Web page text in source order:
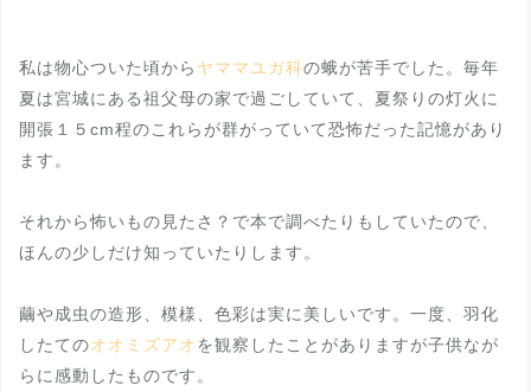
私は物心ついた頃から ヤママユガ科の蛾が苦手でした。毎年
夏は宮城にある祖父母の家で過ごしていて、夏祭りの灯火に
開張１５cm程のこれらが群がっていて恐怖だった記憶があり
ます。
それから怖いもの見たさ？で本で調べたりもしていたので、
ほんの少しだけ知っていたりします。
繭や成虫の造形、模様、色彩は実に美しいです。一度、羽化
したてのオオミズアオを観察したことがありますが子供なが
らに感動したものです。